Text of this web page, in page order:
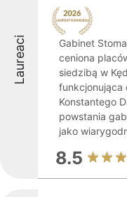
Laureaci
Gabinet
ceniona
siedzibą w
funkcjonująca
Konstantego
powstania
jako
8.5